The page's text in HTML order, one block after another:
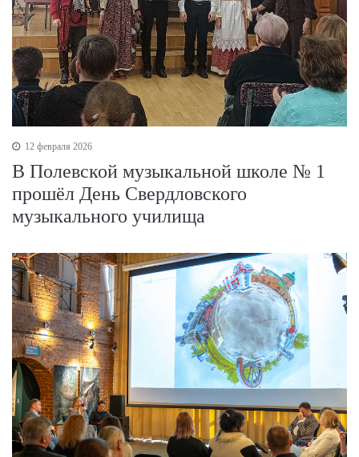
12 февраля 2026
В Полевской музыкальной школе № 1
прошёл День Свердловского
музыкального училища